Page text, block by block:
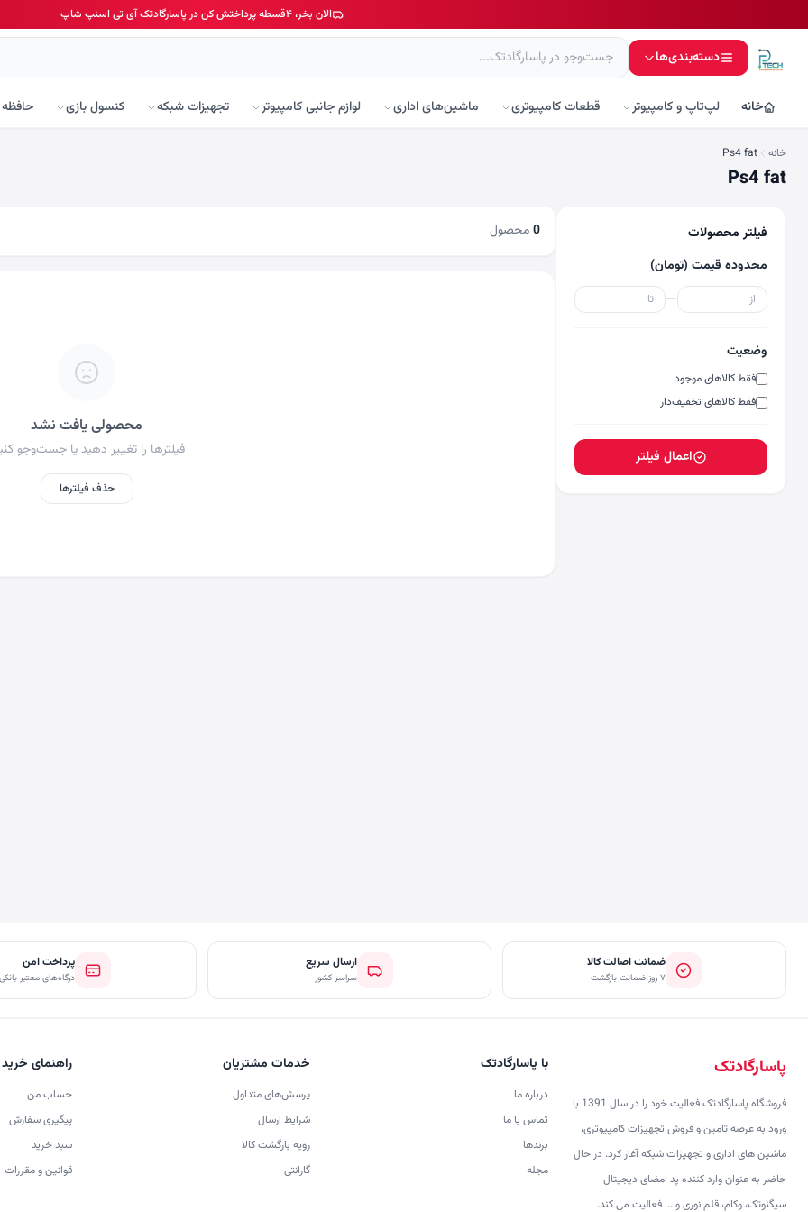
الان بخر، ۴قسطه پرداختش کن در پاسارگادتک آی تی اسنپ شاپ
دسته‌بندی‌ها
خانه لپ‌تاپ و کامپیوتر قطعات کامپیوتری ماشین‌های اداری لوازم جانبی کامپیوتر تجهیزات شبکه کنسول بازی
خانه Ps4 fat
Ps4 fat
فیلتر محصولات
محدوده قیمت (تومان)
—
وضعیت
فقط کالاهای موجود
فقط کالاهای تخفیف‌دار
اعمال فیلتر
0محصول
محصولی یافت نشد
فیلترها را تغییر دهید یا جست‌وجو
حذف فیلترها
ضمانت اصالت کالا
۷ روز ضمانت بازگشت
ارسال سریع
سراسر کشور
پرداخت امن
درگاه‌های معتبر
پاسارگادتک
فروشگاه پاسارگادتک فعالیت خود را در سال 1391 با
ورود به عرصه تامین و فروش تجهیزات کامپیوتری،
ماشین های اداری و تجهیزات شبکه آغاز کرد. در حال
حاضر به عنوان وارد کننده پد امضای دیجیتال
سیگنوتک، وکام، قلم نوری و ... فعالیت می کند.
با پاسارگادتک
درباره ما
تماس با ما
برندها
مجله
خدمات مشتریان
پرسش‌های متداول
شرایط ارسال
رویه بازگشت کالا
گارانتی
راهنمای خرید
حساب من
پیگیری سفارش
سبد خرید
قوانین و مقررات